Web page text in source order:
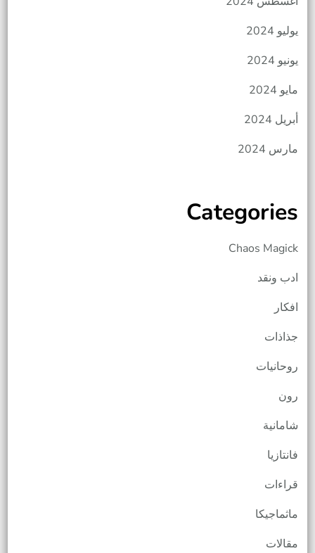
يوليو 2024
يونيو 2024
مايو 2024
أبريل 2024
مارس 2024
Categories
Chaos Magick
ادب ونقد
افكار
جذاذات
روحانيات
رون
شامانية
فانتازيا
قراءات
ماثماجيكا
مقالات